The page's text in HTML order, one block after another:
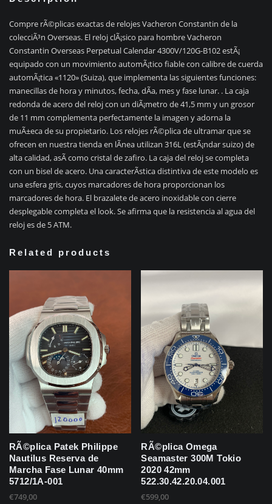
Compre rÃ©plicas exactas de relojes Vacheron Constantin de la
colecciÃ³n Overseas. El reloj clÃ¡sico para hombre Vacheron
Constantin Overseas Perpetual Calendar 4300V/120G-B102 estÃ¡
equipado con un movimiento automÃ¡tico fiable con calibre de cuerda
automÃ¡tica «1120» (Suiza), que implementa las siguientes funciones:
manecillas de hora y minutos, fecha, dÃ­a, mes y fase lunar. . La caja
redonda de acero del reloj con un diÃ¡metro de 41,5 mm y un grosor
de 11 mm complementa perfectamente la imagen y adorna la
muÃ±eca de su propietario. Los relojes rÃ©plica de ultramar que se
ofrecen en nuestra tienda en lÃ­nea utilizan 316L (estÃ¡ndar suizo) de
alta calidad, asÃ­ como cristal de zafiro. La caja del reloj se completa
con un bisel de acero. Una caracterÃ­stica distintiva de este modelo es
una esfera gris, cuyos marcadores de hora proporcionan los
marcadores de hora. El brazalete de acero inoxidable con cierre
desplegable completa el look. Se afirma que la resistencia al agua del
reloj es de 5 ATM.
Related products
RÃ©plica Patek Philippe
Nautilus Reserva de
Marcha Fase Lunar 40mm
5712/1A-001
€749,00
RÃ©plica Omega
Seamaster 300M Tokio
2020 42mm
522.30.42.20.04.001
€599,00